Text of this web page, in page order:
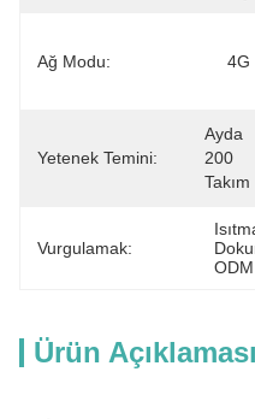
Ağ Modu: 4G
Yetenek Temini:
Ayda
200
Takım
Vurgulamak:
Ürün Açıklaması